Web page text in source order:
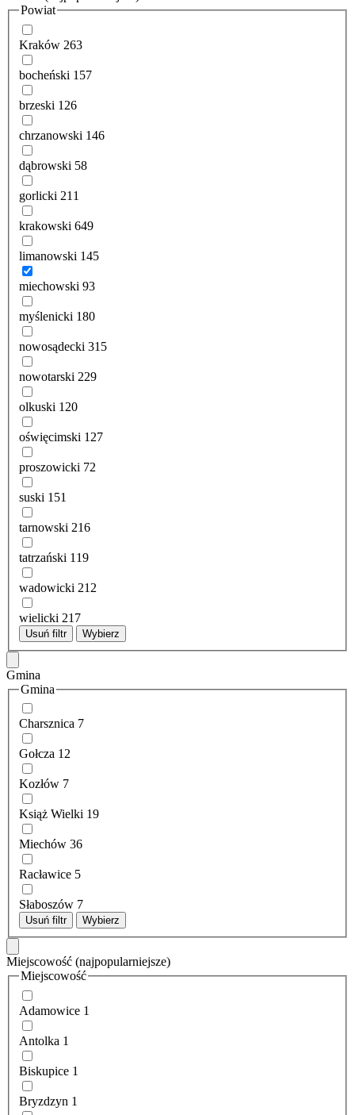
Powiat
Kraków 263
bocheński 157
brzeski 126
chrzanowski 146
dąbrowski 58
gorlicki 211
krakowski 649
limanowski 145
miechowski 93
myślenicki 180
nowosądecki 315
nowotarski 229
olkuski 120
oświęcimski 127
proszowicki 72
suski 151
tarnowski 216
tatrzański 119
wadowicki 212
wielicki 217
Usuń filtr Wybierz
Gmina
Gmina
Charsznica 7
Gołcza 12
Kozłów 7
Książ Wielki 19
Miechów 36
Racławice 5
Słaboszów 7
Usuń filtr Wybierz
Miejscowość (najpopularniejsze)
Miejscowość
Adamowice 1
Antolka 1
Biskupice 1
Bryzdzyn 1